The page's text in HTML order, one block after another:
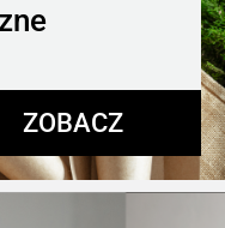
ZOBACZ